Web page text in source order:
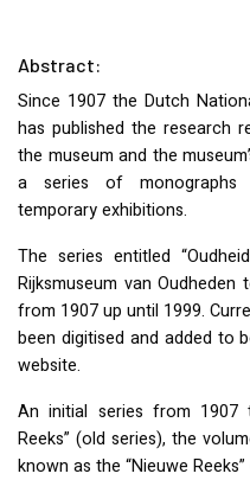
Abstract:
Since 1907 the Dutch
has published the research
the museum and the
a series of monographs
temporary exhibitions.
The series entitled
Rijksmuseum van Oudheden
from 1907 up until 1999.
been digitised and added to
website.
An initial series from 1907
Reeks” (old series), the
known as the “Nieuwe